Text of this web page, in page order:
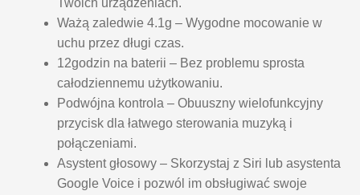
Ważą zaledwie 4.1g – Wygodne mocowanie w
uchu przez długi czas.
12godzin na baterii – Bez problemu sprosta
całodziennemu użytkowaniu.
Podwójna kontrola – Obuuszny wielofunkcyjny
przycisk dla łatwego sterowania muzyką i
połączeniami.
Asystent głosowy – Skorzystaj z Siri lub asystenta
Google Voice i pozwól im obsługiwać swoje